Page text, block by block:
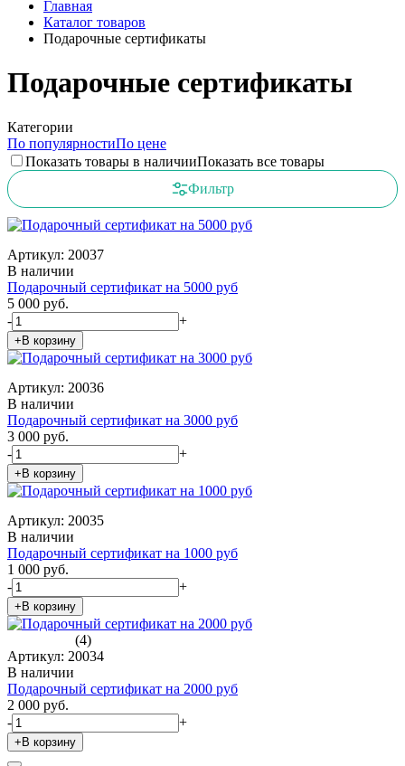
Главная
Каталог товаров
Подарочные сертификаты
Подарочные сертификаты
Категории
По популярностиПо цене
Показать товары в наличииПоказать все товары
Фильтр
Артикул: 20037
В наличии
Подарочный сертификат на 5000 руб
5 000 руб.
-
+
+В корзину
Артикул: 20036
В наличии
Подарочный сертификат на 3000 руб
3 000 руб.
-
+
+В корзину
Артикул: 20035
В наличии
Подарочный сертификат на 1000 руб
1 000 руб.
-
+
+В корзину
(4)
Артикул: 20034
В наличии
Подарочный сертификат на 2000 руб
2 000 руб.
-
+
+В корзину